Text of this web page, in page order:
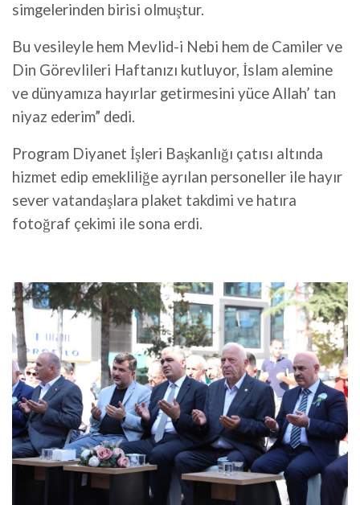
simgelerinden birisi olmuştur.
Bu vesileyle hem Mevlid-i Nebi hem de Camiler ve
Din Görevlileri Haftanızı kutluyor, İslam alemine
ve dünyamıza hayırlar getirmesini yüce Allah’ tan
niyaz ederim” dedi.
Program Diyanet İşleri Başkanlığı çatısı altında
hizmet edip emekliliğe ayrılan personeller ile hayır
sever vatandaşlara plaket takdimi ve hatıra
fotoğraf çekimi ile sona erdi.